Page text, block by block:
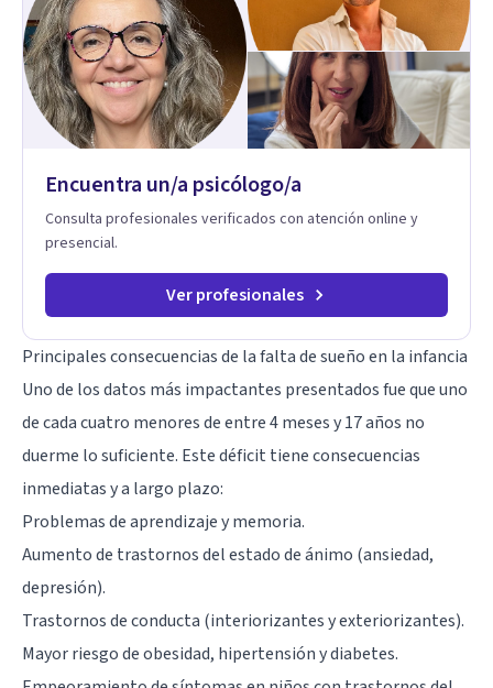
perspectivas interculturales, ecopsicología y el trabajo
simbólico con el inconsciente, entendiendo que cada
proceso terapéutico es único y requiere una mirada
personalizada.
Encuentra un/a psicólogo/a
Consulta profesionales verificados con atención online y
presencial.
Ver profesionales
Principales consecuencias de la falta de sueño en la infancia
Uno de los datos más impactantes presentados fue que uno
de cada cuatro menores de entre 4 meses y 17 años no
duerme lo suficiente. Este déficit tiene consecuencias
inmediatas y a largo plazo:
Problemas de aprendizaje y memoria.
Aumento de trastornos del estado de ánimo (ansiedad,
depresión).
Trastornos de conducta (interiorizantes y exteriorizantes).
Mayor riesgo de obesidad, hipertensión y diabetes.